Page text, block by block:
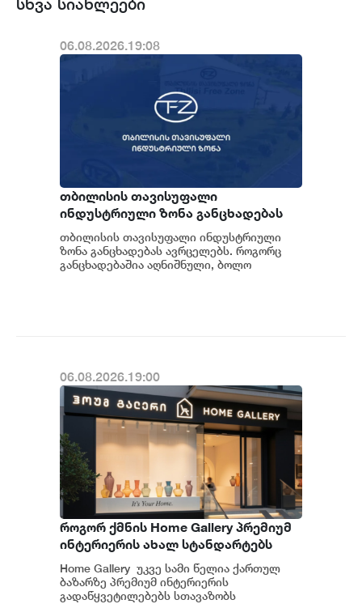
სხვა სიახლეები
06.08.2026.19:08
თბილისის თავისუფალი
ინდუსტრიული ზონა განცხადებას
ავრცელებს
თბილისის თავისუფალი ინდუსტრიული
ზონა განცხადებას ავრცელებს. როგორც
განცხადებაშია აღნიშნული, ბოლო
06.08.2026.19:00
როგორ ქმნის Home Gallery პრემიუმ
ინტერიერის ახალ სტანდარტებს
საქართველოში
Home Gallery უკვე სამი წელია ქართულ
ბაზარზე პრემიუმ ინტერიერის
გადაწყვეტილებებს სთავაზობს